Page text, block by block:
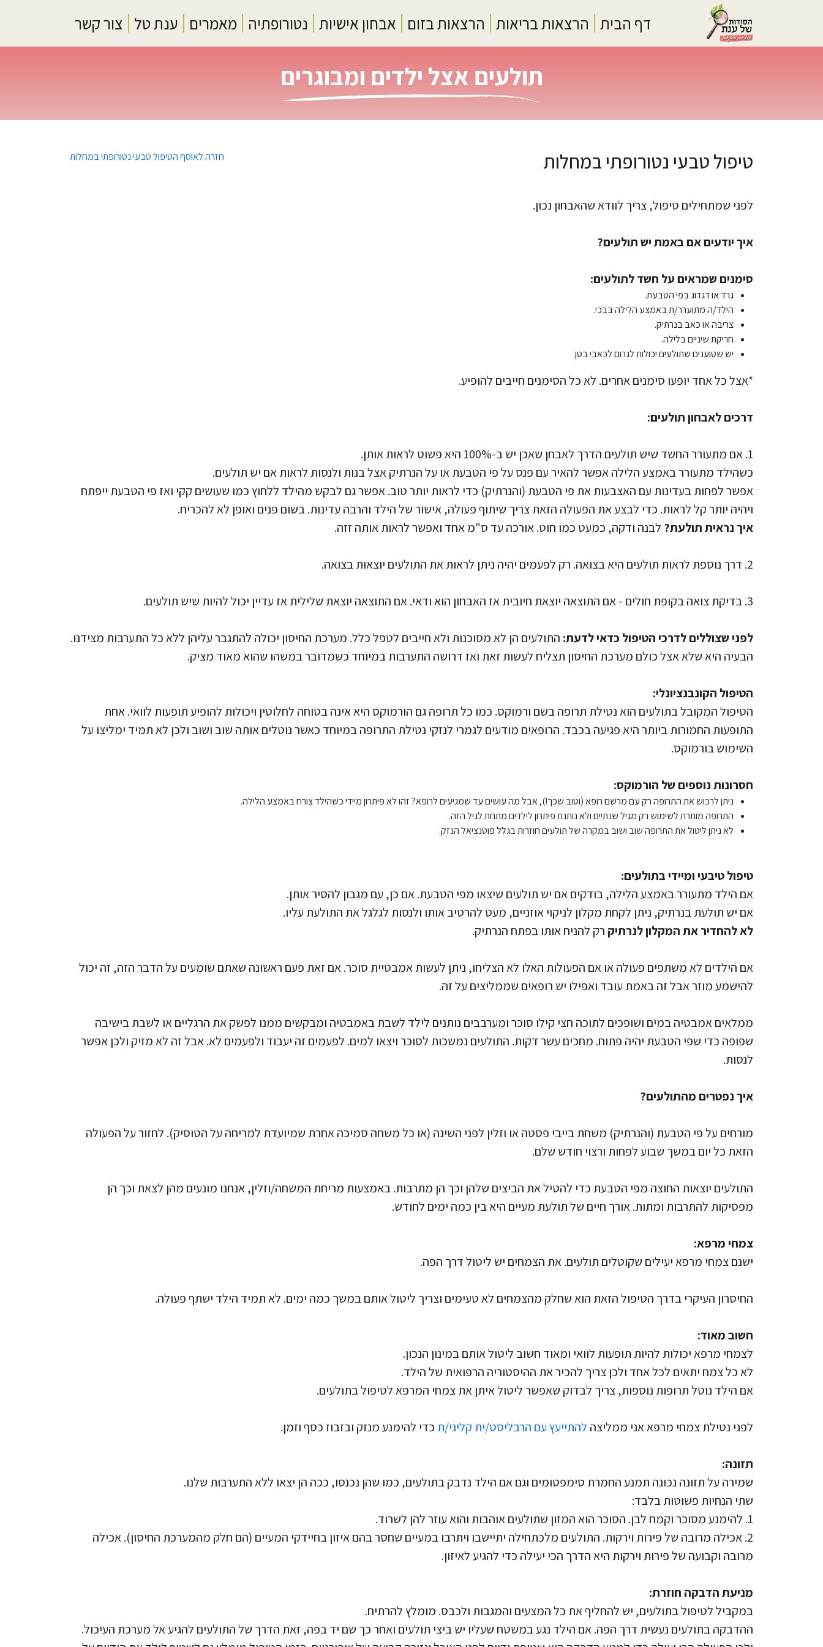
Logo
דף הבית הרצאות בריאות הרצאות בזום אבחון אישיות נטורופתיה מאמרים ענת טל צור קשר
תולעים אצל ילדים ומבוגרים
חזרה לאוסף הטיפול טבעי נטורופתי במחלות טיפול טבעי נטורופתי במחלות
לפני שמתחילים טיפול, צריך לוודא שהאבחון נכון.
איך יודעים אם באמת יש תולעים?
סימנים שמראים על חשד לתולעים:
גרד או דגדוג בפי הטבעת.
הילד/ה מתוערר/ת באמצע הלילה בבכי.
צריבה או כאב בנרתיק.
חריקת שיניים בלילה.
יש שטוענים שתולעים יכולות לגרום לכאבי בטן.
*אצל כל אחד יופעו סימנים אחרים. לא כל הסימנים חייבים להופיע.
דרכים לאבחון תולעים:
1. אם מתעורר החשד שיש תולעים הדרך לאבחן שאכן יש ב-100% היא פשוט לראות אותן.
כשהילד מתעורר באמצע הלילה אפשר להאיר עם פנס על פי הטבעת או על הנרתיק אצל בנות ולנסות לראות אם יש תולעים.
אפשר לפחות בעדינות עם האצבעות את פי הטבעת (והנרתיק) כדי לראות יותר טוב. אפשר גם לבקש מהילד ללחוץ כמו שעושים קקי ואז פי הטבעת ייפתח
ויהיה יותר קל לראות. כדי לבצע את הפעולה הזאת צריך שיתוף פעולה, אישור של הילד והרבה עדינות. בשום פנים ואופן לא להכריח.
איך נראית תולעת? לבנה ודקה, כמעט כמו חוט. אורכה עד ס"מ אחד ואפשר לראות אותה זזה.
2. דרך נוספת לראות תולעים היא בצואה. רק לפעמים יהיה ניתן לראות את התולעים יוצאות בצואה.
3. בדיקת צואה בקופת חולים - אם התוצאה יוצאת חיובית אז האבחון הוא ודאי. אם התוצאה יוצאת שלילית אז עדיין יכול להיות שיש תולעים.
לפני שצוללים לדרכי הטיפול כדאי לדעת: התולעים הן לא מסוכנות ולא חייבים לטפל כלל. מערכת החיסון יכולה להתגבר עליהן ללא כל התערבות מצידנו.
הבעיה היא שלא אצל כולם מערכת החיסון תצליח לעשות זאת ואז דרושה התערבות במיוחד כשמדובר במשהו שהוא מאוד מציק.
הטיפול הקונבנציונלי:
הטיפול המקובל בתולעים הוא נטילת תרופה בשם ורמוקס. כמו כל תרופה גם הורמוקס היא אינה בטוחה לחלוטין ויכולות להופיע תופעות לוואי. אחת
התופעות החמורות ביותר היא פגיעה בכבד. הרופאים מודעים לגמרי לנזקי נטילת התרופה במיוחד כאשר נוטלים אותה שוב ושוב ולכן לא תמיד ימליצו על
השימוש בורמוקס.
חסרונות נוספים של הורמוקס:
ניתן לרכוש את התרופה רק עם מרשם רופא (וטוב שכך!), אבל מה עושים עד שמגיעים לרופא? זהו לא פיתרון מיידי כשהילד צורח באמצע הלילה.
התרופה מותרת לשימוש רק מגיל שנתיים ולא נותנת פיתרון לילדים מתחת לגיל הזה.
לא ניתן ליטול את התרופה שוב ושוב במקרה של תולעים חוזרות בגלל פוטנציאל הנזק.
טיפול טיבעי ומיידי בתולעים:
אם הילד מתעורר באמצע הלילה, בודקים אם יש תולעים שיצאו מפי הטבעת. אם כן, עם מגבון להסיר אותן.
אם יש תולעת בנרתיק, ניתן לקחת מקלון לניקוי אוזניים, מעט להרטיב אותו ולנסות לגלגל את התולעת עליו.
לא להחדיר את המקלון לנרתיק רק להניח אותו בפתח הנרתיק.
אם הילדים לא משתפים פעולה או אם הפעולות האלו לא הצליחו, ניתן לעשות אמבטיית סוכר. אם זאת פעם ראשונה שאתם שומעים על הדבר הזה, זה יכול
להישמע מוזר אבל זה באמת עובד ואפילו יש רופאים שממליצים על זה.
ממלאים אמבטיה במים ושופכים לתוכה חצי קילו סוכר ומערבבים נותנים לילד לשבת באמבטיה ומבקשים ממנו לפשק את הרגליים או לשבת בישיבה
שפופה כדי שפי הטבעת יהיה פתוח. מחכים עשר דקות. התולעים נמשכות לסוכר ויצאו למים. לפעמים זה יעבוד ולפעמים לא. אבל זה לא מזיק ולכן אפשר
לנסות.
איך נפטרים מהתולעים?
מורחים על פי הטבעת (והנרתיק) משחת בייבי פסטה או וזלין לפני השינה (או כל משחה סמיכה אחרת שמיועדת למריחה על הטוסיק). לחזור על הפעולה
הזאת כל יום במשך שבוע לפחות ורצוי חודש שלם.
התולעים יוצאות החוצה מפי הטבעת כדי להטיל את הביצים שלהן וכך הן מתרבות. באמצעות מריחת המשחה/וזלין, אנחנו מונעים מהן לצאת וכך הן
מפסיקות להתרבות ומתות. אורך חיים של תולעת מעיים היא בין כמה ימים לחודש.
צמחי מרפא:
ישנם צמחי מרפא יעילים שקוטלים תולעים. את הצמחים יש ליטול דרך הפה.
החיסרון העיקרי בדרך הטיפול הזאת הוא שחלק מהצמחים לא טעימים וצריך ליטול אותם במשך כמה ימים. לא תמיד הילד ישתף פעולה.
חשוב מאוד:
לצמחי מרפא יכולות להיות תופעות לוואי ומאוד חשוב ליטול אותם במינון הנכון.
לא כל צמח יתאים לכל אחד ולכן צריך להכיר את ההיסטוריה הרפואית של הילד.
אם הילד נוטל תרופות נוספות, צריך לבדוק שאפשר ליטול איתן את צמחי המרפא לטיפול בתולעים.
לפני נטילת צמחי מרפא אני ממליצה להתייעץ עם הרבליסט/ית קליני/ת כדי להימנע מנזק ובזבוז כסף וזמן.
תזונה:
שמירה על תזונה נכונה תמנע החמרת סימפטומים וגם אם הילד נדבק בתולעים, כמו שהן נכנסו, ככה הן יצאו ללא התערבות שלנו.
שתי הנחיות פשוטות בלבד:
1. להימנע מסוכר וקמח לבן. הסוכר הוא המזון שתולעים אוהבות והוא עוזר להן לשרוד.
2. אכילה מרובה של פירות וירקות. התולעים מלכתחילה יתיישבו ויתרבו במעיים שחסר בהם איזון בחיידקי המעיים (הם חלק מהמערכת החיסון). אכילה
מרובה וקבועה של פירות וירקות היא הדרך הכי יעילה כדי להגיע לאיזון.
מניעת הדבקה חוזרת:
במקביל לטיפול בתולעים, יש להחליף את כל המצעים והמגבות ולכבס. מומלץ להרתיח.
ההדבקה בתולעים נעשית דרך הפה. אם הילד נגע במשטח שעליו יש ביצי תולעים ואחר כך שם יד בפה, זאת הדרך של התולעים להגיע אל מערכת העיכול.